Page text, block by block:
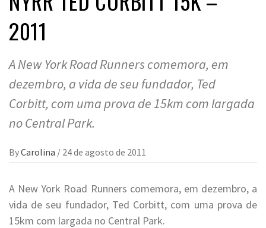
2011
A New York Road Runners comemora, em
dezembro, a vida de seu fundador, Ted
Corbitt, com uma prova de 15km com largada
no Central Park.
ByCarolina / 24 de agosto de 2011
A New York Road Runners comemora, em dezembro, a
vida de seu fundador, Ted Corbitt, com uma prova de
15km com largada no Central Park.